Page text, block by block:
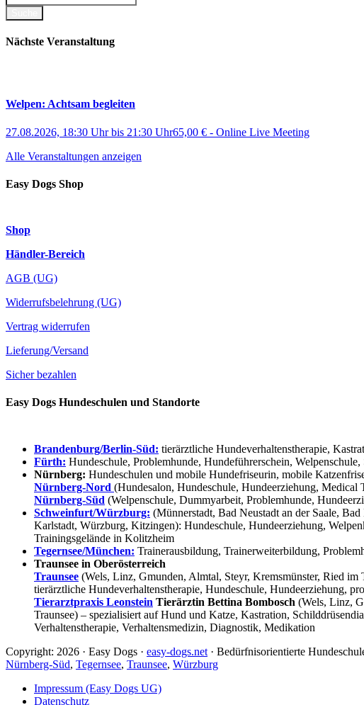
Nächste Veranstaltung
Welpen: Achtsam begleiten
27.08.2026, 18:30 Uhrbis 21:30 Uhr65,00 € - Online Live Meeting
Alle Veranstaltungen anzeigen
Easy Dogs Shop
Shop
Händler-Bereich
AGB (UG)
Widerrufsbelehrung (UG)
Vertrag widerrufen
Lieferung/Versand
Sicher bezahlen
Easy Dogs Hundeschulen und Standorte
Brandenburg/Berlin-Süd: tierärztliche Hundeverhaltenstherapie,
Fürth: Hundeschule, Problemhunde, Hundeführerschein,
Nürnberg: Hundeschulen und mobile Hundefriseurin, mobile
Nürnberg-Nord (Hundesalon, Hundeschule, Hundeerziehung, Medical
Nürnberg-Süd (Welpenschule, Dummyarbeit, Problemhunde,
Schweinfurt/Würzburg: (Münnerstadt, Bad Neustadt an der Saale,
Karlstadt, Würzburg, Kitzingen): Hundeschule, Hundeerziehung,
Trainingsgelände in Kolitzheim
Tegernsee/München: Trainerausbildung, Trainerweiterbildung,
Traunsee in Oberösterreich
Traunsee (Wels, Linz, Gmunden, Almtal, Steyr, Kremsmünster, Ried
tierärztliche Hundeverhaltenstherapie, Hundeschule, Hundeerziehung,
Tierarztpraxis Leonstein Tierärztin Bettina Bombosch (Wels, Linz,
Traunsee) – spezialisiert auf Hund und Katze, Kastration,
Verhaltenstherapie, Verhaltensmedizin, Diagnostik, Medikation
Copyright: 2026 · Easy Dogs · easy-dogs.net · Bedürfnisorientierte
Nürnberg-Süd, Tegernsee, Traunsee, Würzburg
Impressum (Easy Dogs UG)
Datenschutz